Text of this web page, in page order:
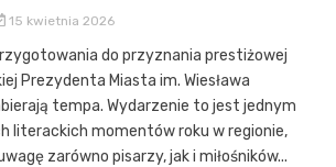
15 kwietnia 2026
do przyznania prestiżowej
Prezydenta Miasta im. Wiesława
tempa. Wydarzenie to jest jednym
literackich momentów roku w regionie,
zarówno pisarzy, jak i miłośników...